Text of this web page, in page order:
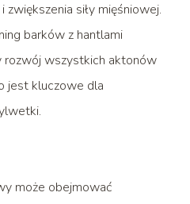
siły mięśniowej.
barków z hantlami
rozwój wszystkich aktonów
jest kluczowe dla
może obejmować